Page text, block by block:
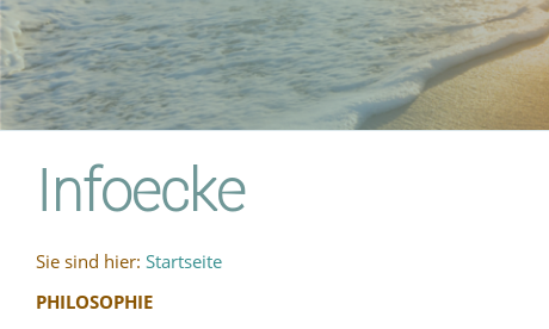
Infoecke
Sie sind hier: Startseite
PHILOSOPHIE